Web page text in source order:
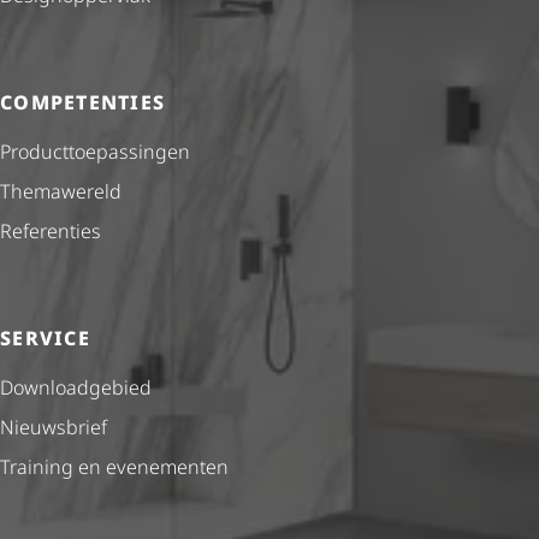
COMPETENTIES
Product­toe­pas­singen
Themawereld
Referenties
SERVICE
Downloadgebied
Nieuwsbrief
Training en evenementen